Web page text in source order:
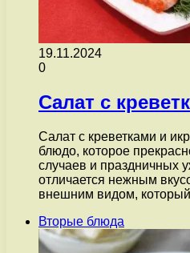
19.11.2024
0
Салат с
Салат с креветками и
блюдо, которое
случаев и праздничных
отличается нежным
внешним видом,
Вторые блюда